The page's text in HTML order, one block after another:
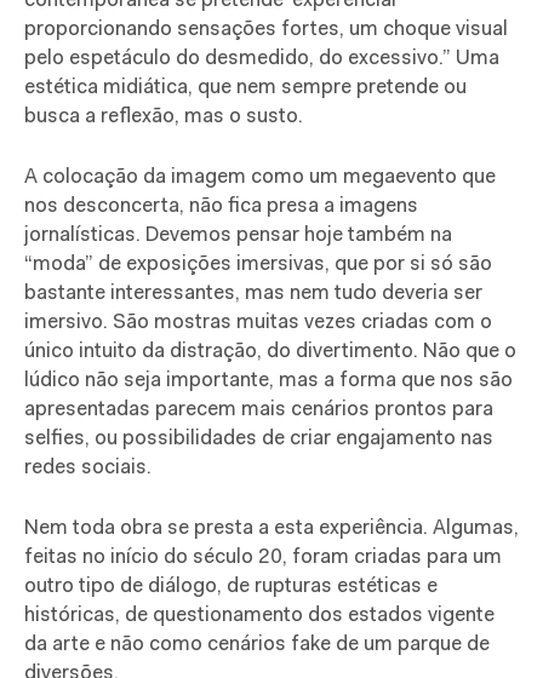
proporcionando sensações fortes, um choque visual
pelo espetáculo do desmedido, do excessivo.” Uma
estética midiática, que nem sempre pretende ou
busca a reflexão, mas o susto.
A colocação da imagem como um megaevento que
nos desconcerta, não fica presa a imagens
jornalísticas. Devemos pensar hoje também na
“moda” de exposições imersivas, que por si só são
bastante interessantes, mas nem tudo deveria ser
imersivo. São mostras muitas vezes criadas com o
único intuito da distração, do divertimento. Não que o
lúdico não seja importante, mas a forma que nos são
apresentadas parecem mais cenários prontos para
selfies, ou possibilidades de criar engajamento nas
redes sociais.
Nem toda obra se presta a esta experiência. Algumas,
feitas no início do século 20, foram criadas para um
outro tipo de diálogo, de rupturas estéticas e
históricas, de questionamento dos estados vigente
da arte e não como cenários fake de um parque de